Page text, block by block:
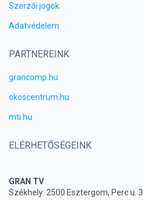
Szerzői jogok
Adatvédelem
PARTNEREINK
grancomp.hu
okoscentrum.hu
mti.hu
ELÉRHETŐSÉGEINK
GRAN TV
Székhely: 2500 Esztergom, Perc u. 3.